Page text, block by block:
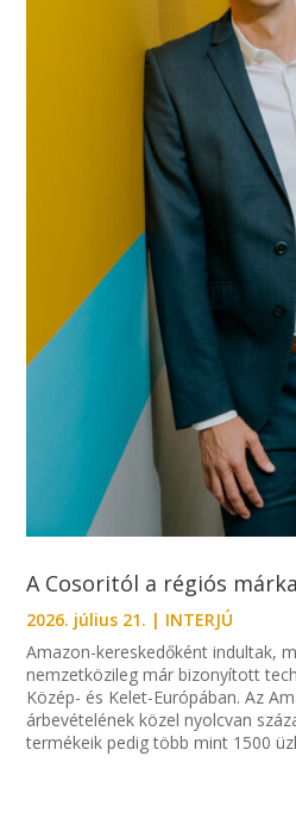
A Cosoritól a régiós
2026. július 21. | INTERJÚ
Amazon-kereskedőként indultak,
nemzetközileg már bizonyított
Közép- és Kelet-Európában. Az
árbevételének közel nyolcvan
termékeik pedig több mint 1500